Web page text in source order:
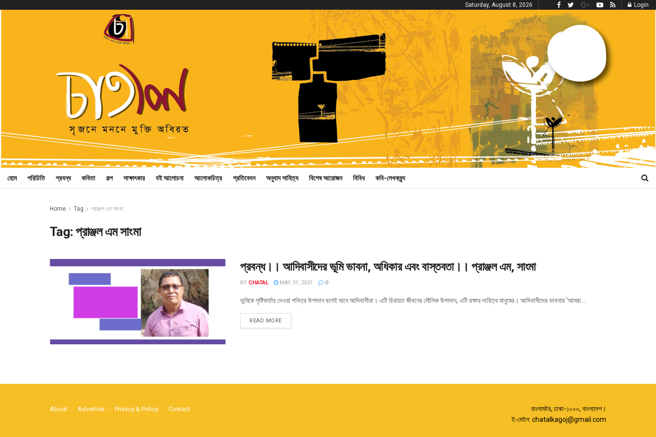
Saturday, August 8, 2026 Login
হোম পরিচিতি প্রবন্ধ কবিতা গল্প সাক্ষাৎকার বই আলোচনা আলোকচিত্র প্রতিবেদন অনুবাদ সাহিত্য বিশেষ আয়োজন বিবিধ কবি-লেখকবৃন্দ
Home Tag প্রাঞ্জল এম সাংমা
Tag:প্রাঞ্জল এম সাংমা
প্রবন্ধ।। আদিবাসীদের ভূমি ভাবনা, অধিকার এবং বাস্তবতা।। প্রাঞ্জল এম, সাংমা
BY CHATAL MAY 31, 2021 0
ভূমিকে সৃষ্টিকর্তার দেওয়া পবিত্র উপাদান বলেই মানে আদিবাসীরা। এটি চিরায়ত জীবনের মৌলিক উপাদান, এটি রক্ষার দায়িত্ব মানুষের। আদিবাসীদের ভাবনায় ‘আমরা ...
READ MORE
About Advertise Privacy & Policy Contact
বাংলামটর, ঢাকা-১০০০, বাংলাদেশ।
ই-মেইল: chatalkagoj@gmail.com